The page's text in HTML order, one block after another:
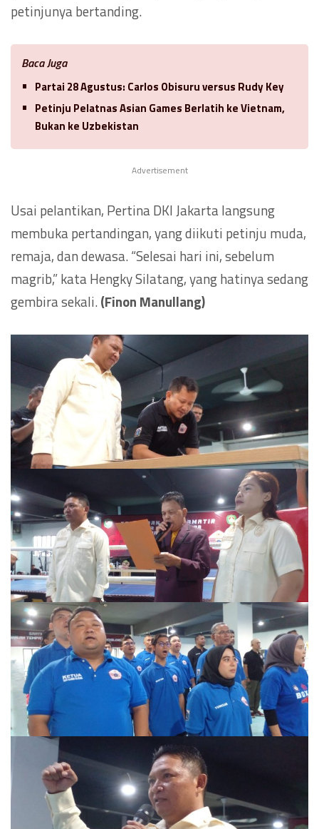
petinjunya bertanding.
Baca Juga
Partai 28 Agustus: Carlos Obisuru versus Rudy Key
Petinju Pelatnas Asian Games Berlatih ke Vietnam,
Bukan ke Uzbekistan
Advertisement
Usai pelantikan, Pertina DKI Jakarta langsung
membuka pertandingan, yang diikuti petinju muda,
remaja, dan dewasa. “Selesai hari ini, sebelum
magrib,” kata Hengky Silatang, yang hatinya sedang
gembira sekali.(Finon Manullang)